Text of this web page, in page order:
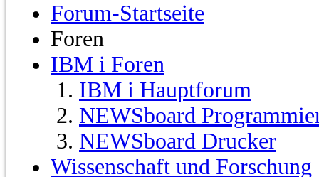
Forum-Startseite
Foren
IBM i Foren
IBM i Hauptforum
NEWSboard
NEWSboard Drucker
Wissenschaft und Forschung